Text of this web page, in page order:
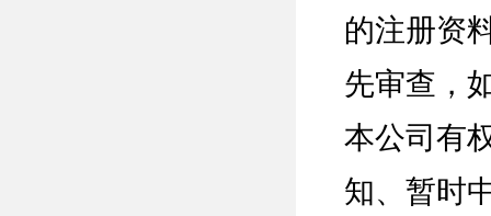
的注册资
先审查，
本公司有
知、暂时